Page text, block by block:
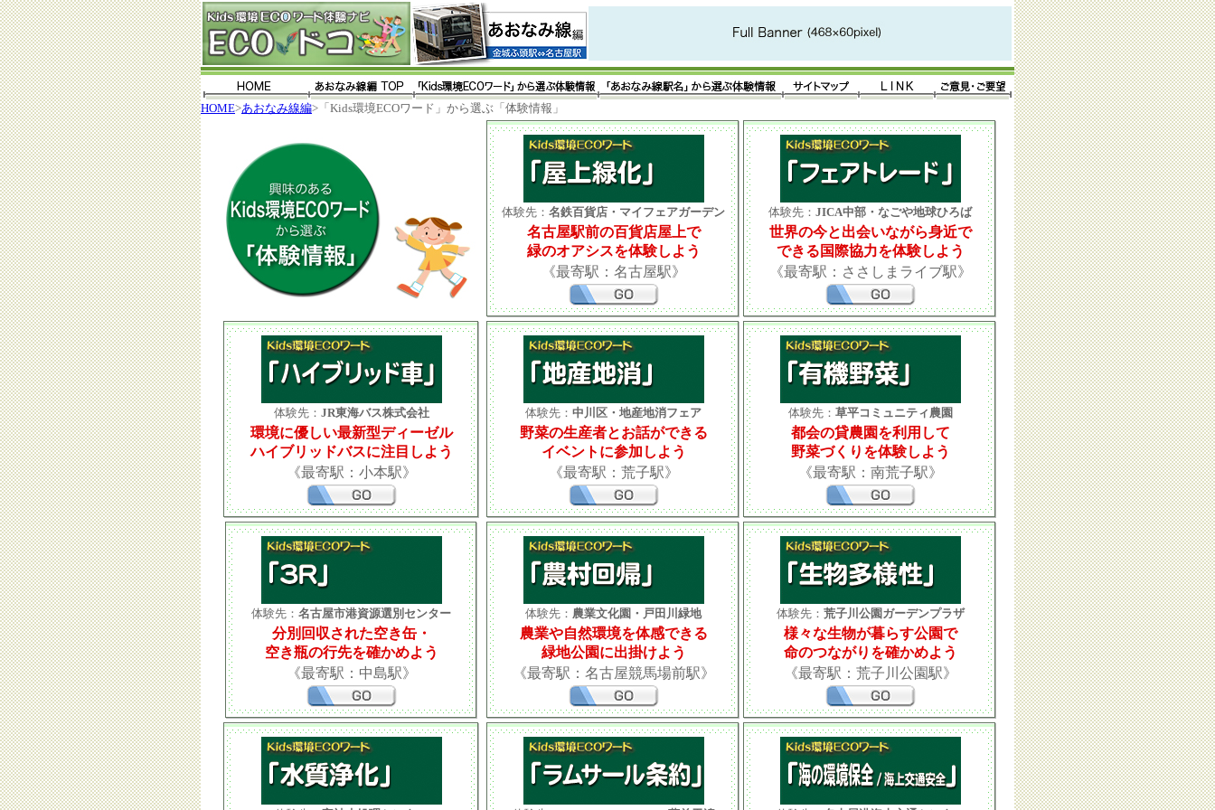
HOME>あおなみ線編>「Kids環境ECOワード」から選ぶ「体験情報」
体験先： 名鉄百貨店・マイフェアガーデン
名古屋駅前の百貨店屋上で
緑のオアシスを体験しよう
《最寄駅：名古屋駅》
体験先： JICA中部・なごや地球ひろば
世界の今と出会いながら身近で
できる国際協力を体験しよう
《最寄駅：ささしまライブ駅》
体験先： JR東海バス株式会社
環境に優しい最新型ディーゼル
ハイブリッドバスに注目しよう
《最寄駅：小本駅》
体験先： 中川区・地産地消フェア
野菜の生産者とお話ができる
イベントに参加しよう
《最寄駅：荒子駅》
体験先： 草平コミュニティ農園
都会の貸農園を利用して
野菜づくりを体験しよう
《最寄駅：南荒子駅》
体験先： 名古屋市港資源選別センター
分別回収された空き缶・
空き瓶の行先を確かめよう
《最寄駅：中島駅》
体験先： 農業文化園・戸田川緑地
農業や自然環境を体感できる
緑地公園に出掛けよう
《最寄駅：名古屋競馬場前駅》
体験先： 荒子川公園ガーデンプラザ
様々な生物が暮らす公園で
命のつながりを確かめよう
《最寄駅：荒子川公園駅》